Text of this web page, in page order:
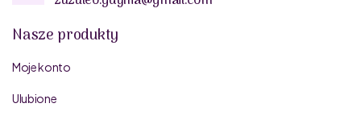
Nasze produkty
Moje konto
Ulubione